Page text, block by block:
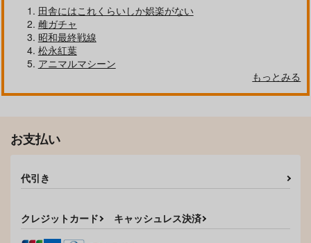
田舎にはこれくらいしか娯楽がない
雌ガチャ
昭和最終戦線
松永紅葉
アニマルマシーン
もっとみる
お支払い
代引き
クレジットカード キャッシュレス決済